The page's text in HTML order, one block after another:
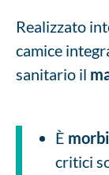
Realizzato
camice
sanitario il
È
critici